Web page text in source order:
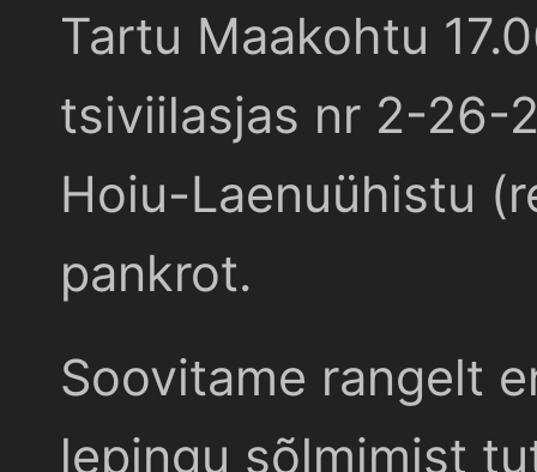
Tartu Maakohtu
tsiviilasjas nr 2-26-
Hoiu-Laenuühistu
pankrot.
Soovitame rangelt
lepingu sõlmimist